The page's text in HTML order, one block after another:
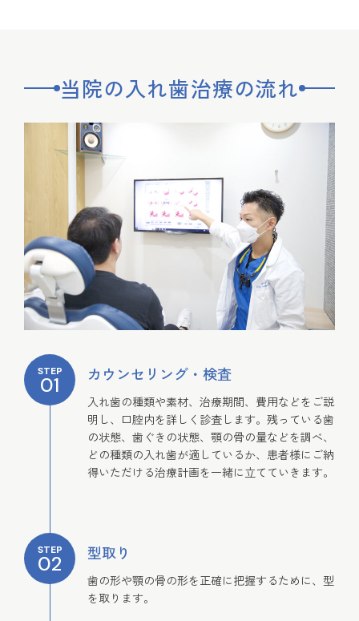
当院の入れ歯治療の流れ
STEP
01 カウンセリング・検査
入れ歯の種類や素材、治療期間、費用などをご説
明し、口腔内を詳しく診査します。残っている歯
の状態、歯ぐきの状態、顎の骨の量などを調べ、
どの種類の入れ歯が適しているか、患者様にご納
得いただける治療計画を一緒に立てていきます。
STEP
02 型取り
歯の形や顎の骨の形を正確に把握するために、型
を取ります。